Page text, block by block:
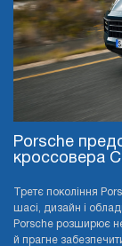
Porsche
кроссовера
Третє покоління
шасі, дизайн і
Porsche розширює
й прагне